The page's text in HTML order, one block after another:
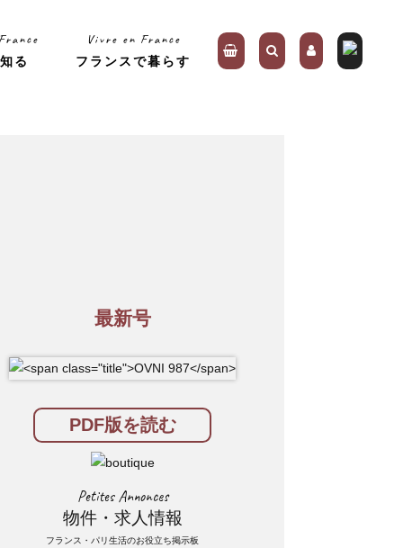
る
Vivre en France
フランスで暮らす
最新号
PDF版を読む
Petites Annonces
物件・求人情報
フランス・パリ生活のお役立ち掲示板